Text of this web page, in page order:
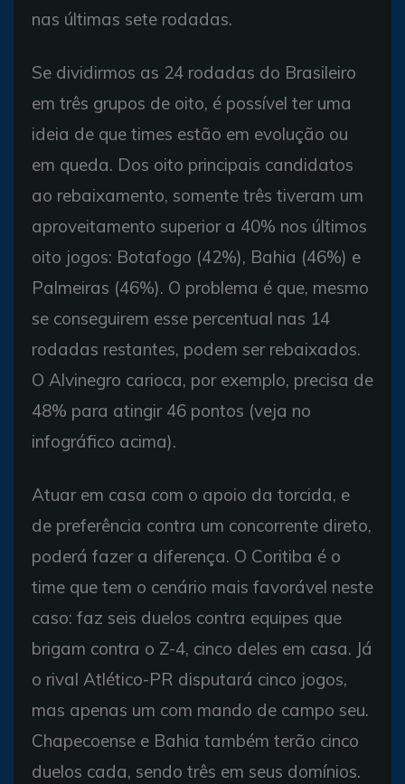
nas últimas sete rodadas.
Se dividirmos as 24 rodadas do Brasileiro
em três grupos de oito, é possível ter uma
ideia de que times estão em evolução ou
em queda. Dos oito principais candidatos
ao rebaixamento, somente três tiveram um
aproveitamento superior a 40% nos últimos
oito jogos: Botafogo (42%), Bahia (46%) e
Palmeiras (46%). O problema é que, mesmo
se conseguirem esse percentual nas 14
rodadas restantes, podem ser rebaixados.
O Alvinegro carioca, por exemplo, precisa de
48% para atingir 46 pontos (veja no
infográfico acima).
Atuar em casa com o apoio da torcida, e
de preferência contra um concorrente direto,
poderá fazer a diferença. O Coritiba é o
time que tem o cenário mais favorável neste
caso: faz seis duelos contra equipes que
brigam contra o Z-4, cinco deles em casa. Já
o rival Atlético-PR disputará cinco jogos,
mas apenas um com mando de campo seu.
Chapecoense e Bahia também terão cinco
duelos cada, sendo três em seus domínios.